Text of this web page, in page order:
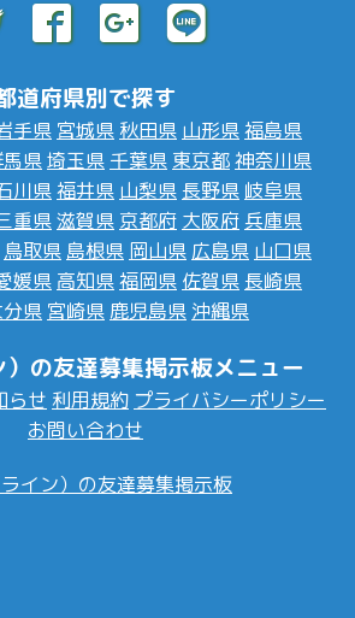
道府県別で探す
手県 宮城県 秋田県 山形県福島県
県埼玉県 千葉県 東京都神奈川県
川県福井県 山梨県 長野県 岐阜県
重県滋賀県 京都府 大阪府 兵庫県
鳥取県 島根県 岡山県 広島県 山口県
媛県 高知県福岡県 佐賀県 長崎県
県 宮崎県 鹿児島県 沖縄県
）の友達募集掲示板メニュー
らせ 利用規約 プライバシーポリシー
お問い合わせ
イン）の友達募集掲示板